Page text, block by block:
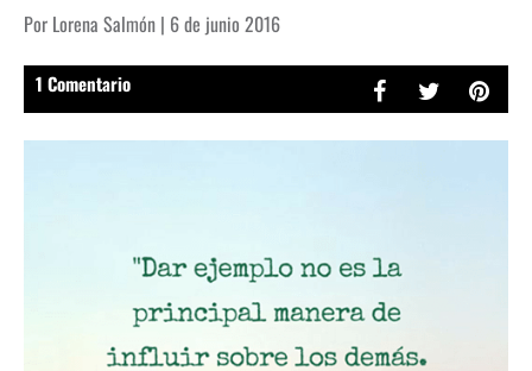
Por Lorena Salmón | 6 de junio 2016
1 Comentario